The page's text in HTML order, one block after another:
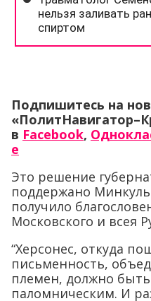
Подпишитесь на
в Facebook,
е
Это решение
поддержано
получило
Московского и всея
“Херсонес, откуда
письменность,
племен, должно
паломническим. И